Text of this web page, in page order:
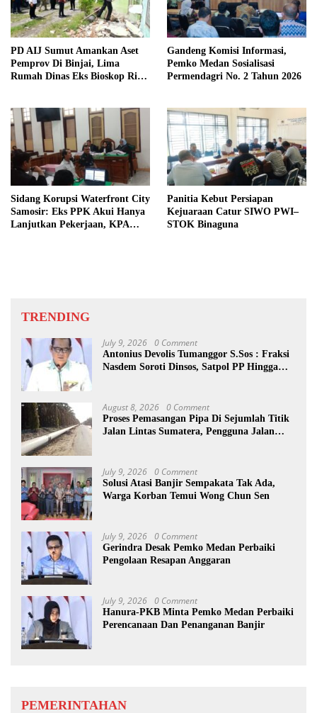
PD AIJ Sumut Amankan Aset
Pemprov Di Binjai, Lima
Rumah Dinas Eks Bioskop Ria
Gandeng Komisi Informasi,
Pemko Medan Sosialisasi
Permendagri No. 2 Tahun 2026
Sidang Korupsi Waterfront City
Samosir: Eks PPK Akui Hanya
Lanjutkan Pekerjaan, KPA
Panitia Kebut Persiapan
Kejuaraan Catur SIWO PWI–
STOK Binaguna
TRENDING
July 9, 2026 0 Comment
Antonius Devolis Tumanggor S.Sos : Fraksi
Nasdem Soroti Dinsos, Satpol PP Hingga
August 8, 2026 0 Comment
Proses Pemasangan Pipa Di Sejumlah Titik
Jalan Lintas Sumatera, Pengguna Jalan
July 9, 2026 0 Comment
Solusi Atasi Banjir Sempakata Tak Ada,
Warga Korban Temui Wong Chun Sen
July 9, 2026 0 Comment
Gerindra Desak Pemko Medan Perbaiki
Pengolaan Resapan Anggaran
July 9, 2026 0 Comment
Hanura-PKB Minta Pemko Medan Perbaiki
Perencanaan Dan Penanganan Banjir
PEMERINTAHAN